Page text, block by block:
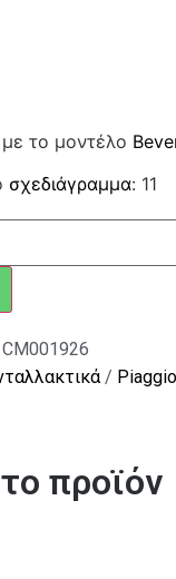
με το μοντέλο
σχεδιάγραμμα: 11
CM001926
/ Piaggio
προϊόν